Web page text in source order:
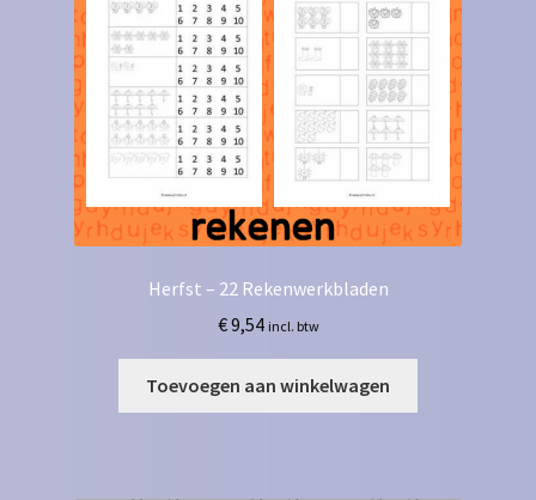
Herfst – 22 Rekenwerkbladen
€9,54 incl. btw
Toevoegen aan winkelwagen